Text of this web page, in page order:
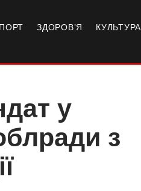
ЗДОРОВ’Я КУЛЬТУРА
у
з